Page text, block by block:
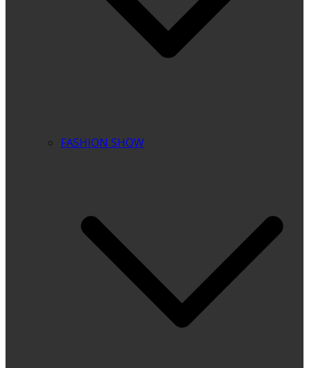
FASHION SHOW